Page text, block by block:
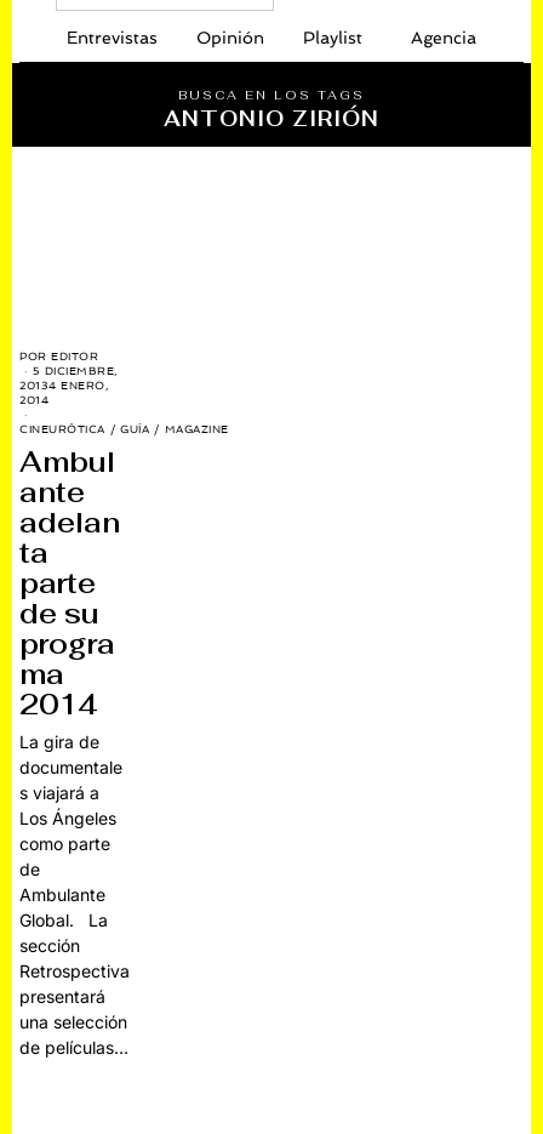
Entrevistas Opinión Playlist Agencia
BUSCA EN LOS TAGS
ANTONIO ZIRIÓN
POREDITOR
5 DICIEMBRE,
20134 ENERO,
2014
CINEURÓTICA / GUÍA / MAGAZINE
Ambul
ante
adelan
ta
parte
de su
progra
ma
2014
La gira de
documentale
s viajará a
Los Ángeles
como parte
de
Ambulante
Global. La
sección
Retrospectiva
presentará
una selección
de películas…